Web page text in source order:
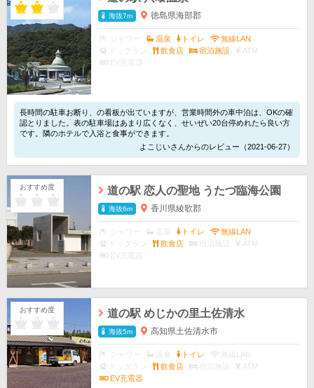
海抜7m 徳島県海部郡
温泉 トイレ
無線LAN
ドッグラン
飲食店 宿泊施設
ATM
EV充電器
長時間の駐車お断り、の看板が出ていますが、営業時間外の車中泊は、OKの確
認とりました。表の駐車場はあまり広くなく、せいぜい20台停めれたら良い方
です。隣のホテルで入浴と食事ができます。
よこじいさんからのレビュー（2021-06-27）
おすすめ度 道の駅 恋人の聖地 うたづ臨海公園
海抜6m 香川県綾歌郡
トイレ
無線LAN
ドッグラン
飲食店 宿泊施設
ATM
EV充電器
おすすめ度 道の駅 めじかの里土佐清水
海抜5m 高知県土佐清水市
トイレ
無線LAN
ドッグラン
飲食店 宿泊施設
ATM
EV充電器